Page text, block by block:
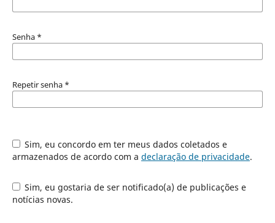
Senha *
Repetir senha *
Sim, eu concordo em ter meus dados coletados e
armazenados de acordo com a declaração de privacidade.
Sim, eu gostaria de ser notificado(a) de publicações e
notícias novas.